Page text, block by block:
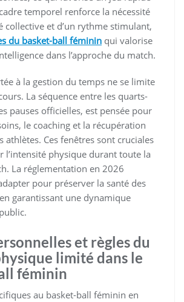
temporel renforce la nécessité
collective et d’un rythme stimulant,
du basket-ball féminin qui valorise
dans l’approche du match.
à la gestion du temps ne se limite
La séquence entre les quarts-
pauses officielles, est pensée pour
le coaching et la récupération
athlètes. Ces fenêtres sont cruciales
l’intensité physique durant toute la
La réglementation en 2026
pour préserver la santé des
garantissant une dynamique
et règles du
limité dans le
féminin
au basket-ball féminin en